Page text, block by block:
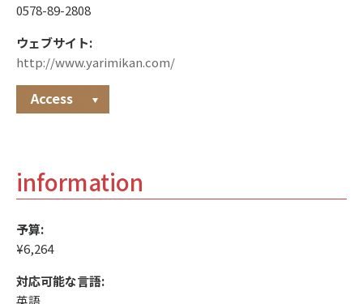
0578-89-2808
ウェブサイト:
http://www.yarimikan.com/
Access
information
予算:
¥6,264
対応可能な言語:
英語